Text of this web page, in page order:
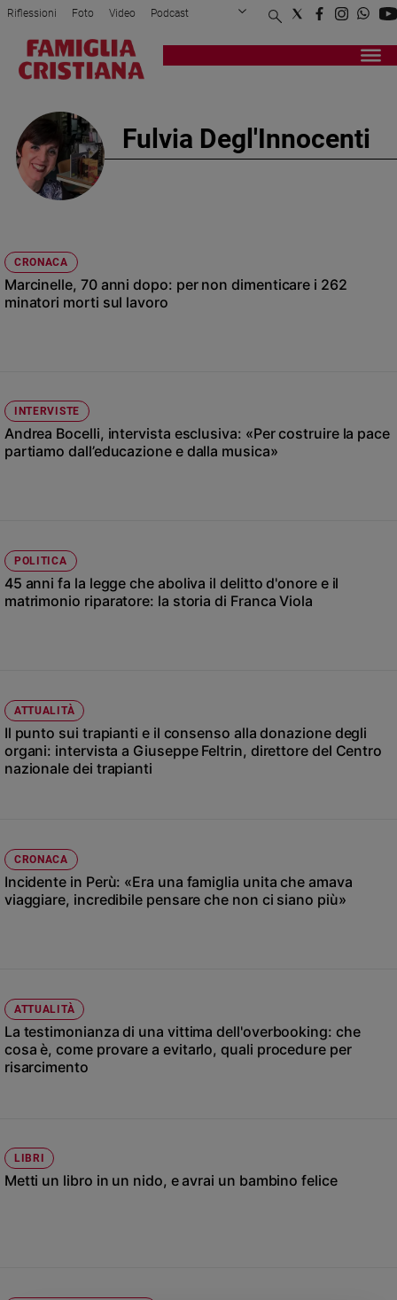
Attualità
Cronaca
Politica
Mondo
Economia
Sport
Interviste
Chiesa
Devozione
fede
Parola
giorno
Società
e
valori
Volontariato
Diritti
Aziende
settimana
Migranti
Diversità
e
Cultura
e
spettacoli
Riflessioni Foto Video Podcast
Privacy Policy Chi siamo
Registrati Redazione
Fulvia Degl'Innocenti
CRONACA
Marcinelle, 70 anni dopo: per non dimenticare i 262
minatori morti sul lavoro
INTERVISTE
Andrea Bocelli, intervista esclusiva: «Per costruire la pace
partiamo dall’educazione e dalla musica»
POLITICA
45 anni fa la legge che aboliva il delitto d'onore e il
matrimonio riparatore: la storia di Franca Viola
ATTUALITÀ
Il punto sui trapianti e il consenso alla donazione degli
organi: intervista a Giuseppe Feltrin, direttore del Centro
nazionale dei trapianti
CRONACA
Incidente in Perù: «Era una famiglia unita che amava
viaggiare, incredibile pensare che non ci siano più»
ATTUALITÀ
La testimonianza di una vittima dell'overbooking: che
cosa è, come provare a evitarlo, quali procedure per
risarcimento
LIBRI
Metti un libro in un nido, e avrai un bambino felice